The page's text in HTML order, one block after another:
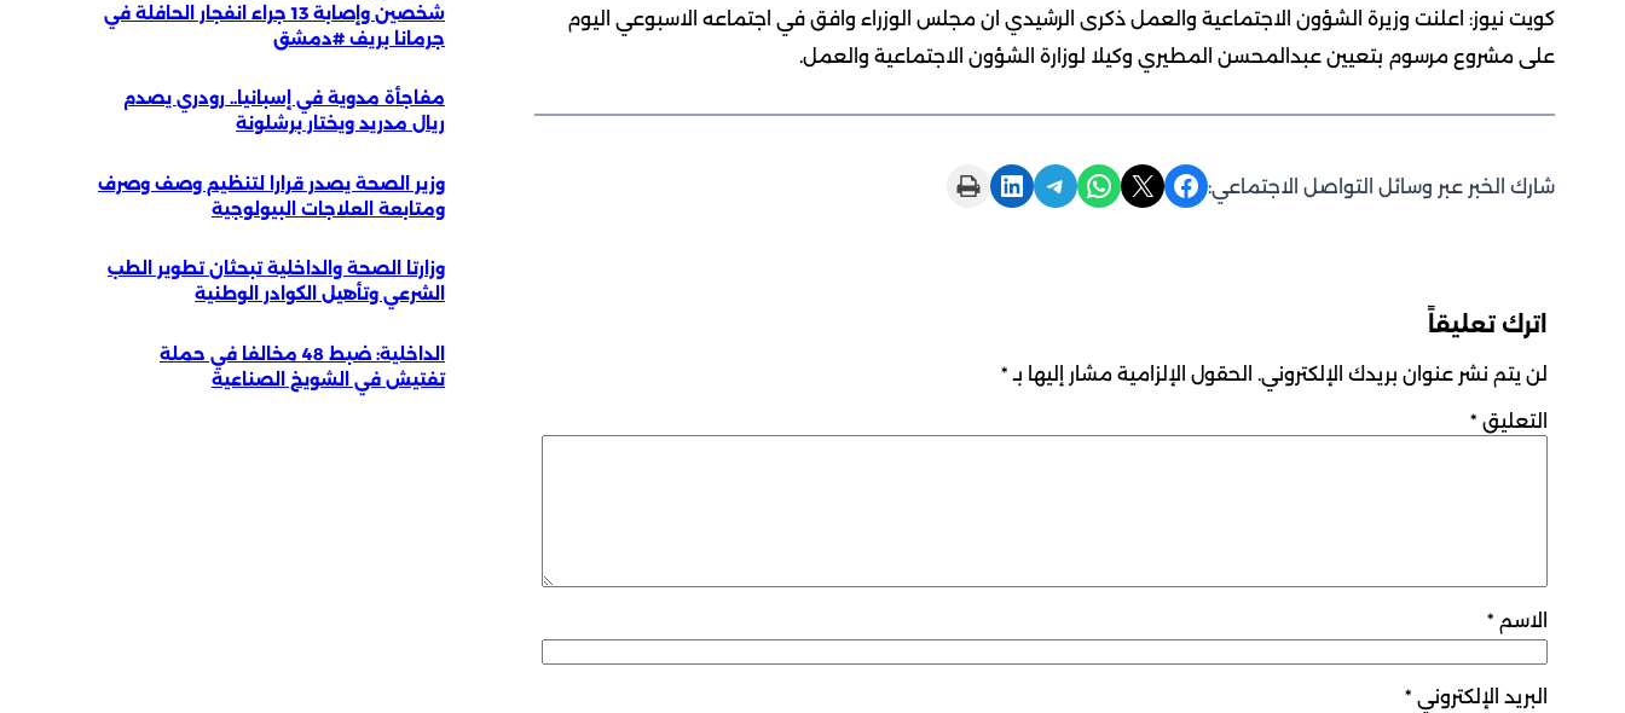
كويت نيوز: اعلنت وزيرة الشؤون الاجتماعية والعمل ذكرى الرشيدي ان مجلس الوزراء وافق في اجتماعه الاسبوعي اليوم
على مشروع مرسوم بتعيين عبدالمحسن المطيري وكيلا لوزارة الشؤون الاجتماعية والعمل.
شارك الخبر عبر وسائل التواصل الاجتماعي: Share on Facebook
Share on X
Share on WhatsApp
Share on Telegram
Share on LinkedIn
Print this Page
اترك تعليقاً
لن يتم نشر عنوان بريدك الإلكتروني. الحقول الإلزامية مشار إليها بـ *
التعليق *
الاسم *
البريد الإلكتروني *
شخصين وإصابة 13 جراء انفجار الحافلة في
جرمانا بريف #دمشق
مفاجأة مدوية في إسبانيا.. رودري يصدم
ريال مدريد ويختار برشلونة
وزير الصحة يصدر قرارا لتنظيم وصف وصرف
ومتابعة العلاجات البيولوجية
وزارتا الصحة والداخلية تبحثان تطوير الطب
الشرعي وتأهيل الكوادر الوطنية
الداخلية: ضبط 48 مخالفا في حملة
تفتيش في الشويخ الصناعية